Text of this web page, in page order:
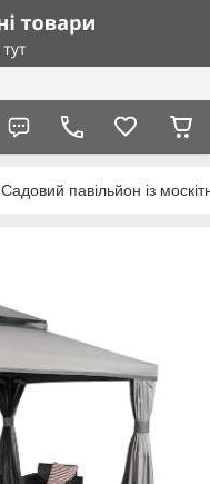
Садовий павільйон із